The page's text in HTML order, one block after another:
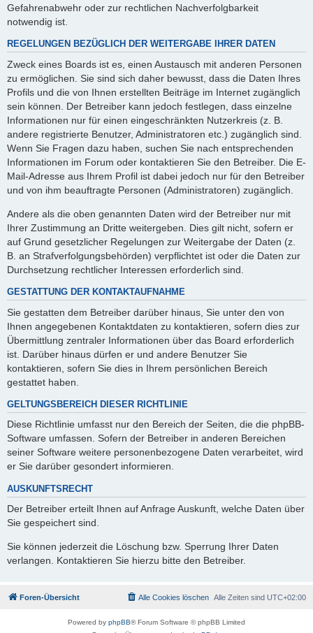
Gefahrenabwehr oder zur rechtlichen Nachverfolgbarkeit
notwendig ist.
REGELUNGEN BEZÜGLICH DER WEITERGABE IHRER DATEN
Zweck eines Boards ist es, einen Austausch mit anderen Personen
zu ermöglichen. Sie sind sich daher bewusst, dass die Daten Ihres
Profils und die von Ihnen erstellten Beiträge im Internet zugänglich
sein können. Der Betreiber kann jedoch festlegen, dass einzelne
Informationen nur für einen eingeschränkten Nutzerkreis (z. B.
andere registrierte Benutzer, Administratoren etc.) zugänglich sind.
Wenn Sie Fragen dazu haben, suchen Sie nach entsprechenden
Informationen im Forum oder kontaktieren Sie den Betreiber. Die E-
Mail-Adresse aus Ihrem Profil ist dabei jedoch nur für den Betreiber
und von ihm beauftragte Personen (Administratoren) zugänglich.
Andere als die oben genannten Daten wird der Betreiber nur mit
Ihrer Zustimmung an Dritte weitergeben. Dies gilt nicht, sofern er
auf Grund gesetzlicher Regelungen zur Weitergabe der Daten (z.
B. an Strafverfolgungsbehörden) verpflichtet ist oder die Daten zur
Durchsetzung rechtlicher Interessen erforderlich sind.
GESTATTUNG DER KONTAKTAUFNAHME
Sie gestatten dem Betreiber darüber hinaus, Sie unter den von
Ihnen angegebenen Kontaktdaten zu kontaktieren, sofern dies zur
Übermittlung zentraler Informationen über das Board erforderlich
ist. Darüber hinaus dürfen er und andere Benutzer Sie
kontaktieren, sofern Sie dies in Ihrem persönlichen Bereich
gestattet haben.
GELTUNGSBEREICH DIESER RICHTLINIE
Diese Richtlinie umfasst nur den Bereich der Seiten, die die phpBB-
Software umfassen. Sofern der Betreiber in anderen Bereichen
seiner Software weitere personenbezogene Daten verarbeitet, wird
er Sie darüber gesondert informieren.
AUSKUNFTSRECHT
Der Betreiber erteilt Ihnen auf Anfrage Auskunft, welche Daten über
Sie gespeichert sind.
Sie können jederzeit die Löschung bzw. Sperrung Ihrer Daten
verlangen. Kontaktieren Sie hierzu bitte den Betreiber.
Foren-Übersicht Alle Zeiten sind UTC+02:00
Alle Cookies löschen
Powered by phpBB® Forum Software © phpBB Limited